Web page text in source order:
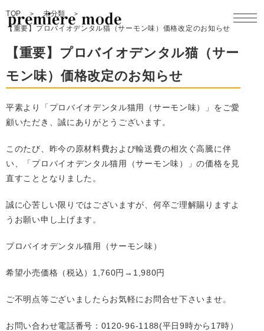
製品一覧
製品開発
コンセプト
TOP
未分類
【重要】プロバイオデンタル猫（サーモン味）価格改定のお知らせ
【重要】プロバイオデンタル猫（サー
モン味）価格改定のお知らせ
平素より「プロバイオデンタル猫用（サーモン味）」をご愛
顧いただき、誠にありがとうございます。
このたび、昨今の原材料費および輸送費の相次ぐ高騰に伴
い、「プロバイオデンタル猫用（サーモン味）」の価格を見
直すこととなりました。
誠に心苦しい限りではございますが、何卒ご理解賜りますよ
うお願い申し上げます。
プロバイオデンタル猫用（サーモン味）
希望小売価格（税込）1,760円→1,980円
ご不明点等ございましたらお気軽にお問合せ下さいませ。
お問い合わせ電話番号：0120-96-1188(平日9時から17時）